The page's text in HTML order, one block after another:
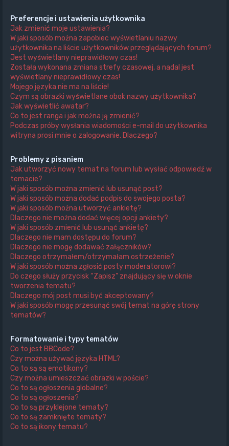
Preferencje i ustawienia użytkownika
Jak zmienić moje ustawienia?
W jaki sposób można zapobiec wyświetlaniu nazwy
użytkownika na liście użytkowników przeglądających forum?
Jest wyświetlany nieprawidłowy czas!
Została wykonana zmiana strefy czasowej, a nadal jest
wyświetlany nieprawidłowy czas!
Mojego języka nie ma na liście!
Czym są obrazki wyświetlane obok nazwy użytkownika?
Jak wyświetlić awatar?
Co to jest ranga i jak można ją zmienić?
Podczas próby wysłania wiadomości e-mail do użytkownika
witryna prosi mnie o zalogowanie. Dlaczego?
Problemy z pisaniem
Jak utworzyć nowy temat na forum lub wysłać odpowiedź w
temacie?
W jaki sposób można zmienić lub usunąć post?
W jaki sposób można dodać podpis do swojego posta?
W jaki sposób można utworzyć ankietę?
Dlaczego nie można dodać więcej opcji ankiety?
W jaki sposób zmienić lub usunąć ankietę?
Dlaczego nie mam dostępu do forum?
Dlaczego nie mogę dodawać załączników?
Dlaczego otrzymałem/otrzymałam ostrzeżenie?
W jaki sposób można zgłosić posty moderatorowi?
Do czego służy przycisk “Zapisz” znajdujący się w oknie
tworzenia tematu?
Dlaczego mój post musi być akceptowany?
W jaki sposób mogę przesunąć swój temat na górę strony
tematów?
Formatowanie i typy tematów
Co to jest BBCode?
Czy można używać języka HTML?
Co to są są emotikony?
Czy można umieszczać obrazki w poście?
Co to są ogłoszenia globalne?
Co to są ogłoszenia?
Co to są przyklejone tematy?
Co to są zamknięte tematy?
Co to są ikony tematu?